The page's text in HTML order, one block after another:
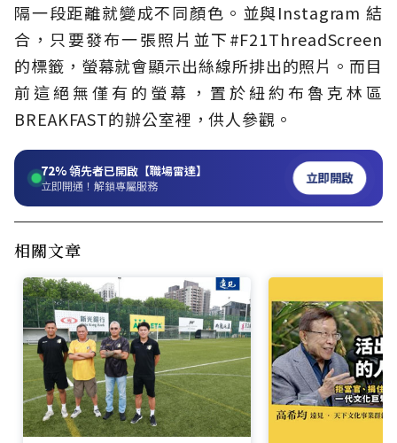
隔一段距離就變成不同顏色。並與Instagram 結
合，只要發布一張照片並下#F21ThreadScreen
的標籤，螢幕就會顯示出絲線所排出的照片。而目
前這絕無僅有的螢幕，置於紐約布魯克林區
BREAKFAST的辦公室裡，供人參觀。
72%領先者已開啟【職場雷達】
立即開通！解鎖專屬服務 立即開啟
相關文章